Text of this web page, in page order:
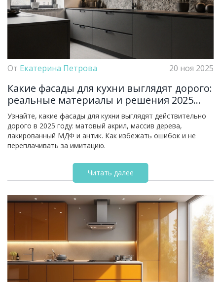
От Екатерина Петрова 20 ноя 2025
Какие фасады для кухни выглядят дорого:
реальные материалы и решения 2025
года
Узнайте, какие фасады для кухни выглядят действительно
дорого в 2025 году: матовый акрил, массив дерева,
лакированный МДФ и антик. Как избежать ошибок и не
переплачивать за имитацию.
Читать далее